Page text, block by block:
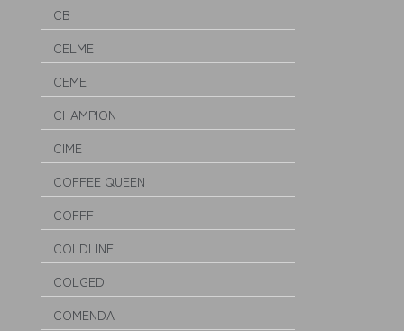
CB
CELME
CEME
CHAMPION
CIME
COFFEE QUEEN
COFFF
COLDLINE
COLGED
COMENDA